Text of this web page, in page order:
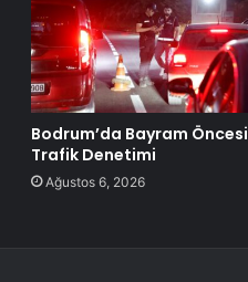
Bodrum’da Bayram Öncesi
Trafik Denetimi
Ağustos 6, 2026